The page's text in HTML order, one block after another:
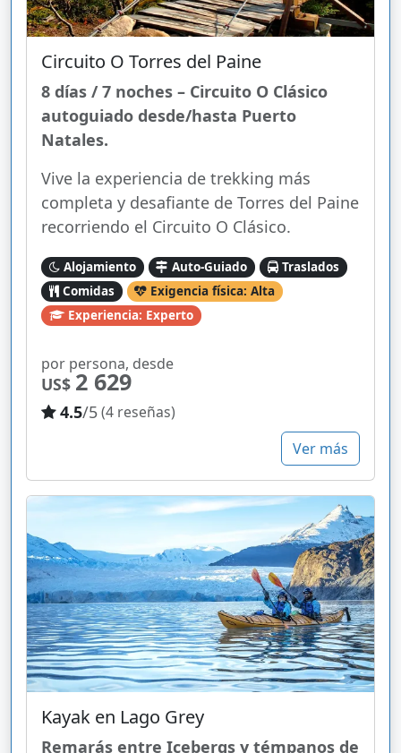
Circuito O Torres del Paine
8 días / 7 noches – Circuito O Clásico
autoguiado desde/hasta Puerto
Natales.
Vive la experiencia de trekking más
completa y desafiante de Torres del Paine
recorriendo el Circuito O Clásico.
Alojamiento Auto-Guiado
Traslados
Comidas
Exigencia física: Alta
Experiencia: Experto
por persona, desde
US$ 2 629
4.5/5(4 reseñas)
Ver más
Kayak en Lago Grey
Remarás entre Icebergs y témpanos de